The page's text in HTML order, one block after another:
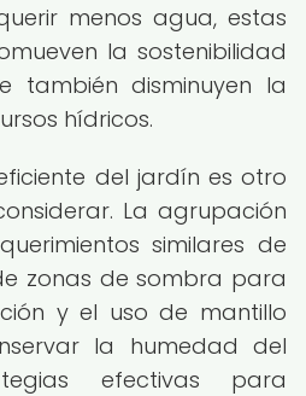
menos agua, estas
la sostenibilidad
también disminuyen la
hídricos.
del jardín es otro
La agrupación
similares de
zonas de sombra para
y el uso de mantillo
la humedad del
efectivas para